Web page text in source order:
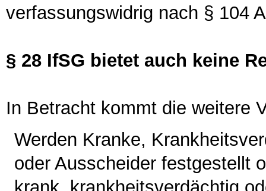
verfassungswidrig nach § 104
§ 28 IfSG bietet auch keine
In Betracht kommt die weitere
Werden Kranke,
oder Ausscheider festgestellt